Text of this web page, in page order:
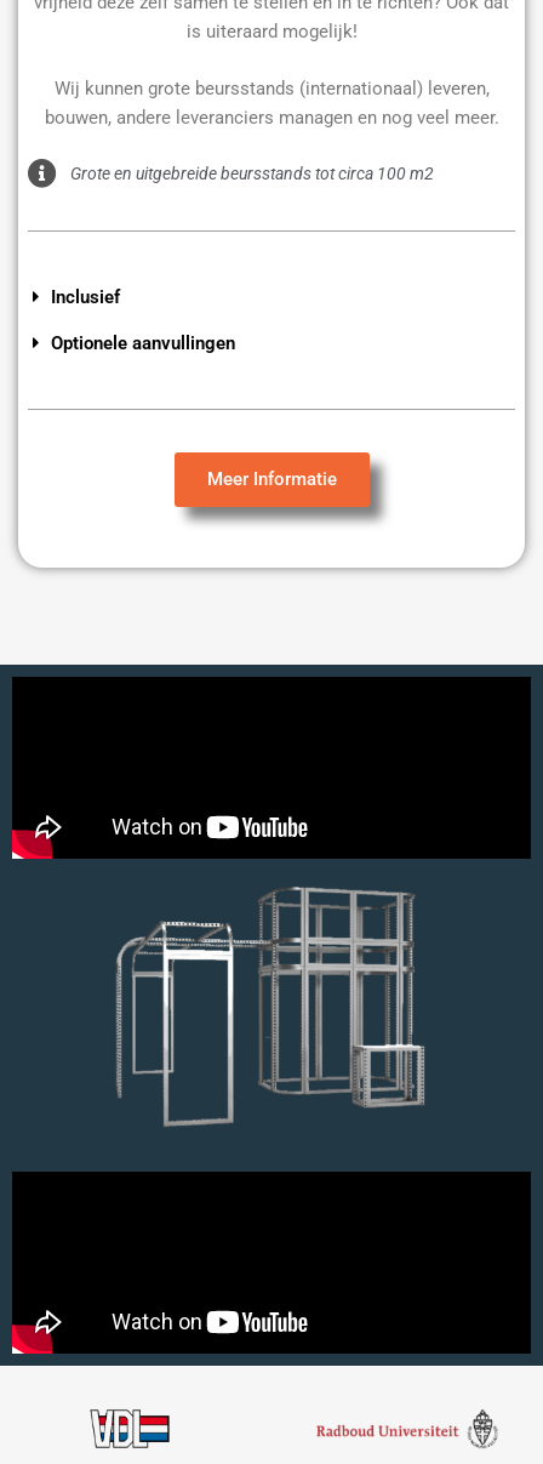
is uiteraard mogelijk!
Wij kunnen grote beursstands (internationaal) leveren,
bouwen, andere leveranciers managen en nog veel meer.
Grote en uitgebreide beursstands tot circa 100 m2
Inclusief
Optionele aanvullingen
Meer Informatie